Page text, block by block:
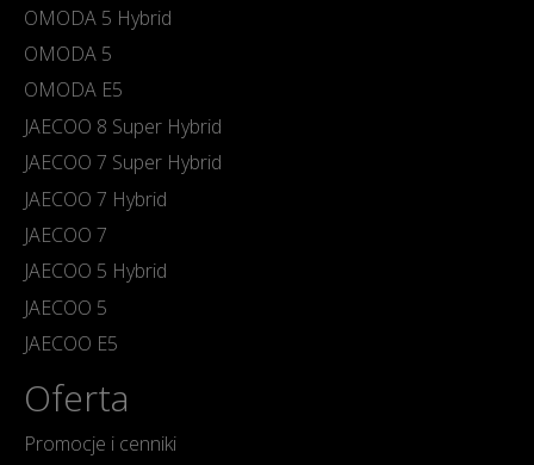
OMODA 5 Hybrid
OMODA 5
OMODA E5
JAECOO 8 Super Hybrid
JAECOO 7 Super Hybrid
JAECOO 7 Hybrid
JAECOO 7
JAECOO 5 Hybrid
JAECOO 5
JAECOO E5
Oferta
Promocje i cenniki